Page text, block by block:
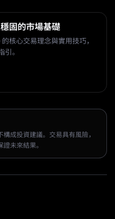
固的市場基礎
核心交易理念與實用技巧，
引。
成投資建議。交易具有風險，
未來結果。